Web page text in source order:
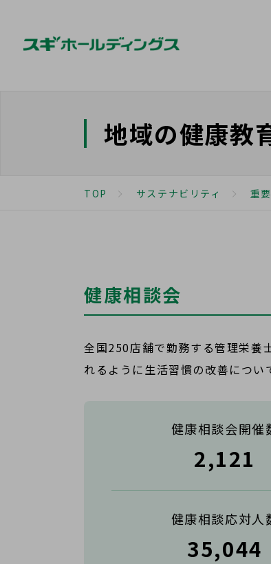
地域の健康教
TOP サステナビリティ 重
健康相談会
全国250店舗で勤務する管理栄養
れるように生活習慣の改善につい
健康相談会開催
2,121
健康相談応対人
35,044